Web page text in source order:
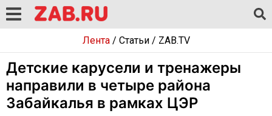
Лента/ Статьи/ ZAB.TV
Детские карусели и тренажеры
направили в четыре района
Забайкалья в рамках ЦЭР